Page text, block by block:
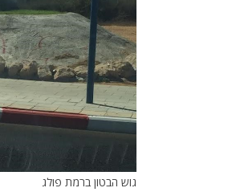
גוש הבטון ברמת פולג